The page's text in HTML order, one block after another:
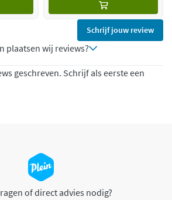
Schrijf jouw review
plaatsen wij reviews?
geschreven. Schrijf als eerste een
of direct advies nodig?